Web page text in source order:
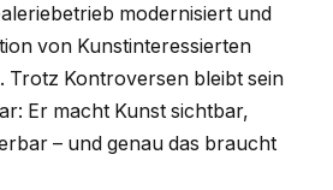
modernisiert und
von Kunstinteressierten
Trotz Kontroversen bleibt sein
Er macht Kunst sichtbar,
– und genau das braucht